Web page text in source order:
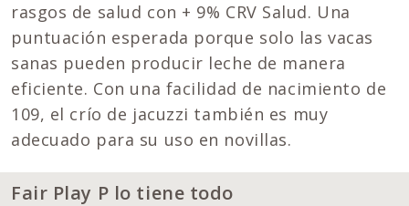
rasgos de salud con + 9% CRV Salud. Una
puntuación esperada porque solo las vacas
sanas pueden producir leche de manera
eficiente. Con una facilidad de nacimiento de
109, el crío de jacuzzi también es muy
adecuado para su uso en novillas.
Fair Play P lo tiene todo